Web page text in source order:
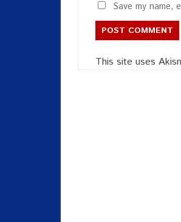
Save my name,
This site uses